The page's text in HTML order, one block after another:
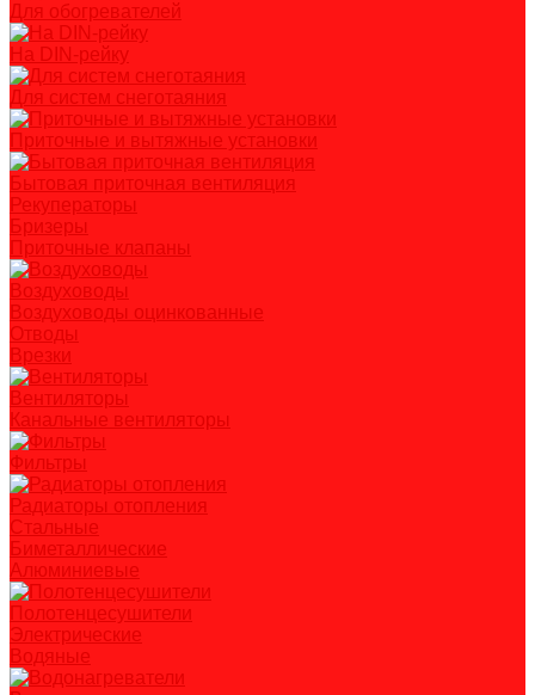
Для обогревателей
На DIN-рейку
Для систем снеготаяния
Приточные и вытяжные установки
Бытовая приточная вентиляция
Рекуператоры
Бризеры
Приточные клапаны
Воздуховоды
Воздуховоды оцинкованные
Отводы
Врезки
Вентиляторы
Канальные вентиляторы
Фильтры
Радиаторы отопления
Стальные
Биметаллические
Алюминиевые
Полотенцесушители
Электрические
Водяные